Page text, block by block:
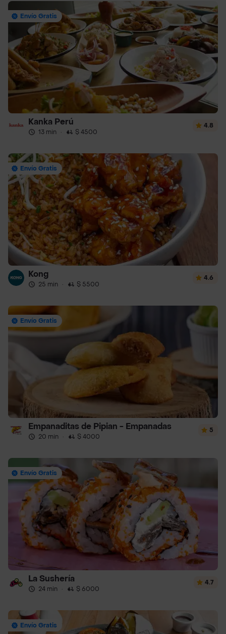
Envío Gratis
Kanka Perú
13 min · $ 4500
4.8
Envío Gratis
Kong
25 min · $ 5500
4.6
Envío Gratis
Empanaditas de Pipian - Empanadas
20 min · $ 4000
5
Envío Gratis
La Sushería
24 min · $ 6000
4.7
Envío Gratis